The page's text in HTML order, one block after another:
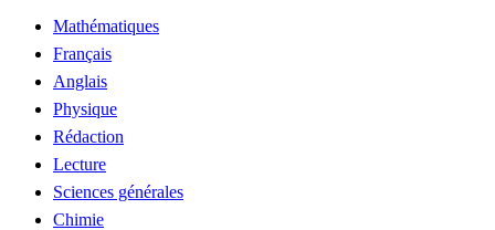
Mathématiques
Français
Anglais
Physique
Rédaction
Lecture
Sciences générales
Chimie